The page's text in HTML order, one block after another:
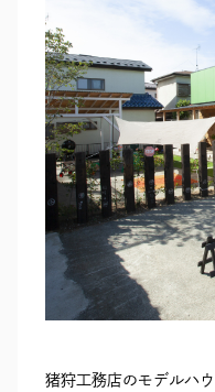
RECRUIT
MAIL
メール・資料請求
猪狩工務店のモデルハ